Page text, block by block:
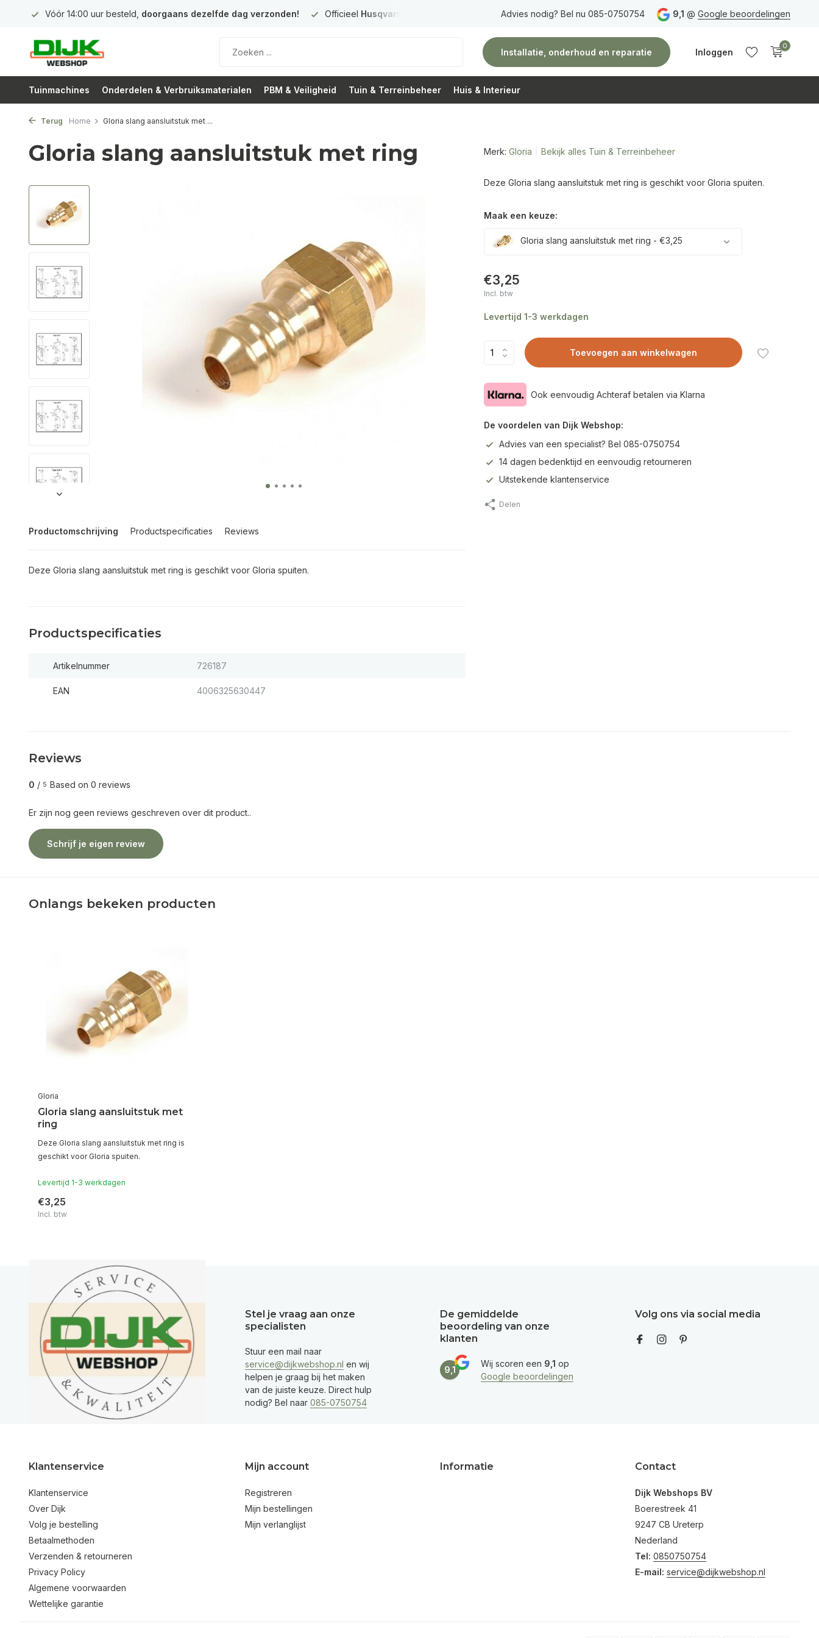
Vóór 14:00 uur besteld, doorgaans dezelfde dag verzonden! Officieel Husqvarna Premium Dealer in Nederland Gratis verzendingvanaf 150 euro Vóór 14:00 uur besteld,
Advies nodig? Bel nu 085-0750754 9,1 @ Google beoordelingen
Installatie, onderhoud en reparatie Inloggen
aanmaken
0
Tuinmachines Onderdelen & Verbruiksmaterialen PBM & Veiligheid Tuin & Terreinbeheer Huis & Interieur
Terug Home Gloria slang aansluitstuk met ...
Gloria slang aansluitstuk met ring
Productomschrijving Productspecificaties Reviews
Deze Gloria slang aansluitstuk met ring is geschikt voor Gloria spuiten.
Productspecificaties
Artikelnummer 726187
EAN 4006325630447
Merk: Gloria Bekijk alles Tuin & Terreinbeheer
Deze Gloria slang aansluitstuk met ring is geschikt voor Gloria spuiten.
Maak een keuze:
Gloria slang aansluitstuk met ring - €3,25
€3,25
Incl. btw
Levertijd 1-3 werkdagen
Toevoegen aan winkelwagen
Ook eenvoudig Achteraf betalen via Klarna
De voordelen van Dijk Webshop:
Advies van een specialist? Bel 085-0750754
14 dagen bedenktijd en eenvoudig retourneren
Uitstekende klantenservice
Delen
Reviews
0 / 5 Based on 0 reviews
Er zijn nog geen reviews geschreven over dit product..
Schrijf je eigen review
Onlangs bekeken producten
Gloria
Gloria slang aansluitstuk met
ring
Deze Gloria slang aansluitstuk met ring is
geschikt voor Gloria spuiten.
Levertijd 1-3 werkdagen
€3,25
Incl. btw
Stel je vraag aan onze
specialisten
Stuur een mail naar
service@dijkwebshop.nl en wij
helpen je graag bij het maken
van de juiste keuze. Direct hulp
nodig? Bel naar 085-0750754
De gemiddelde
beoordeling van onze
klanten
9,1
Wij scoren een 9,1 op
Google beoordelingen
Volg ons via social media
Klantenservice
Klantenservice
Over Dijk
Volg je bestelling
Betaalmethoden
Verzenden & retourneren
Privacy Policy
Algemene voorwaarden
Wettelijke garantie
Mijn account
Registreren
Mijn bestellingen
Mijn verlanglijst
Informatie Contact
Dijk Webshops BV
Boerestreek 41
9247 CB Ureterp
Nederland
Tel: 0850750754
E-mail: service@dijkwebshop.nl